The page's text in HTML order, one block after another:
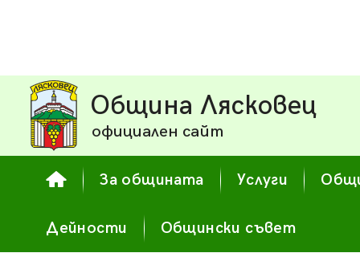
Община Лясковец
официален сайт
За общината Услуги
Дейности Общински съвет